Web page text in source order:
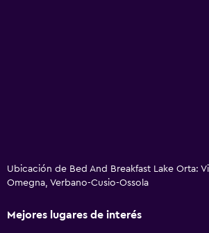
Ubicación de Bed And Breakfast Lake Orta:
Omegna, Verbano-Cusio-Ossola
Mejores lugares de interés